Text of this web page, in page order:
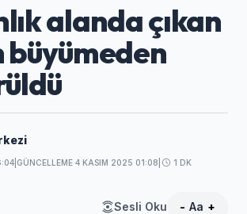
alanda çıkan
büyümeden
GÜNCELLEME 4 KASIM 2025 01:08 1 DK
Sesli Oku - Aa +